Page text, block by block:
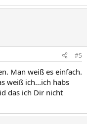
#5
Man weiß es einfach.
weiß ich...ich habs
das ich Dir nicht